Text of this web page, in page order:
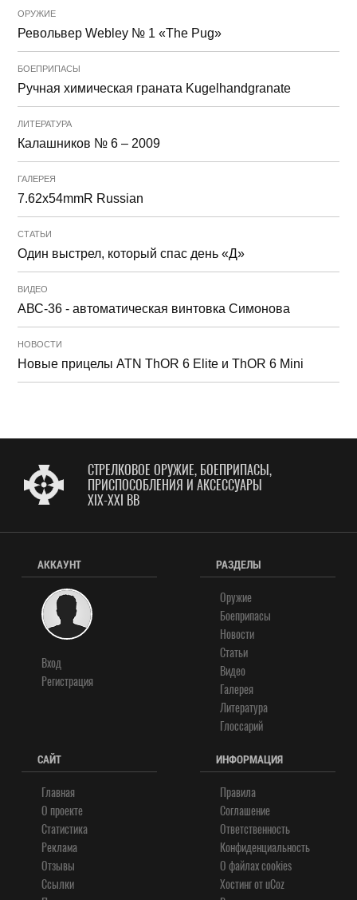
ОРУЖИЕ
Револьвер Webley № 1 «The Pug»
БОЕПРИПАСЫ
Ручная химическая граната Kugelhandgranate
ЛИТЕРАТУРА
Калашников № 6 – 2009
ГАЛЕРЕЯ
7.62x54mmR Russian
СТАТЬИ
Один выстрел, который спас день «Д»
ВИДЕО
АВС-36 - автоматическая винтовка Симонова
НОВОСТИ
Новые прицелы ATN ThOR 6 Elite и ThOR 6 Mini
СТРЕЛКОВОЕ ОРУЖИЕ, БОЕПРИПАСЫ,
ПРИСПОСОБЛЕНИЯ И АКСЕССУАРЫ
XIX-XXI ВВ
АККАУНТ
Вход
Регистрация
РАЗДЕЛЫ
Оружие
Боеприпасы
Новости
Статьи
Видео
Галерея
Литература
Глоссарий
САЙТ
Главная
О проекте
Статистика
Реклама
Отзывы
Ссылки
ИНФОРМАЦИЯ
Правила
Соглашение
Ответственность
Конфиденциальность
О файлах cookies
Хостинг отuCoz